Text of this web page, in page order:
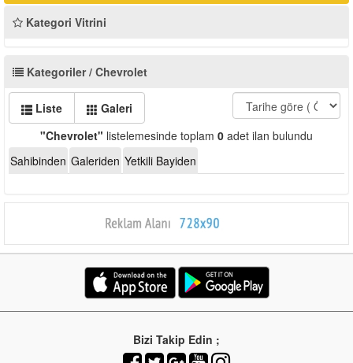
Kategori Vitrini
Kategoriler / Chevrolet
Liste
Galeri
"Chevrolet" listelemesinde toplam 0 adet ilan bulundu
Sahibinden Galeriden Yetkili Bayiden
Bizi Takip Edin ;